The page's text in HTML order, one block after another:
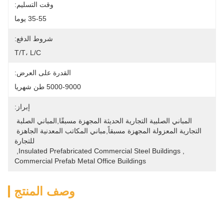
وقت التسليم:
35-55 يوما
شروط الدفع:
T/T، L/C
القدرة على العرض:
5000-9000 طن شهريا
إبراز:
للتجارة
Insulated Prefabricated Commercial Steel Buildings
Commercial Prefab Metal Office Buildings
وصف المنتج